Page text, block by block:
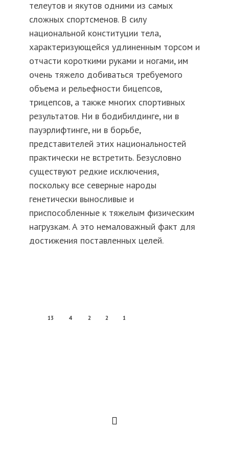
телеутов и якутов одними из самых
сложных спортсменов. В силу
национальной конституции тела,
характеризующейся удлиненным торсом и
отчасти короткими руками и ногами, им
очень тяжело добиваться требуемого
объема и рельефности бицепсов,
трицепсов, а также многих спортивных
результатов. Ни в бодибилдинге, ни в
пауэрлифтинге, ни в борьбе,
представителей этих национальностей
практически не встретить. Безусловно
существуют редкие исключения,
поскольку все северные народы
генетически выносливые и
приспособленные к тяжелым физическим
нагрузкам. А это немаловажный факт для
достижения поставленных целей.
13 4 2 2 1